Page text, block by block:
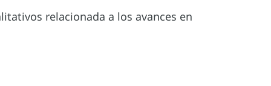
relacionada a los avances en